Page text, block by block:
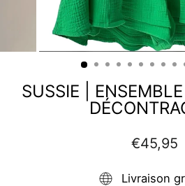
SUSSIE |
Prix
régulier
€45,95
Livraison